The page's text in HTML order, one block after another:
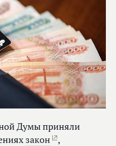
Думы приняли
закон
,